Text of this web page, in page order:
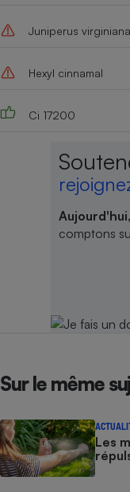
Juniperus
Hexyl cinnamal
Ci 17200
comptons
Sur le même
Les